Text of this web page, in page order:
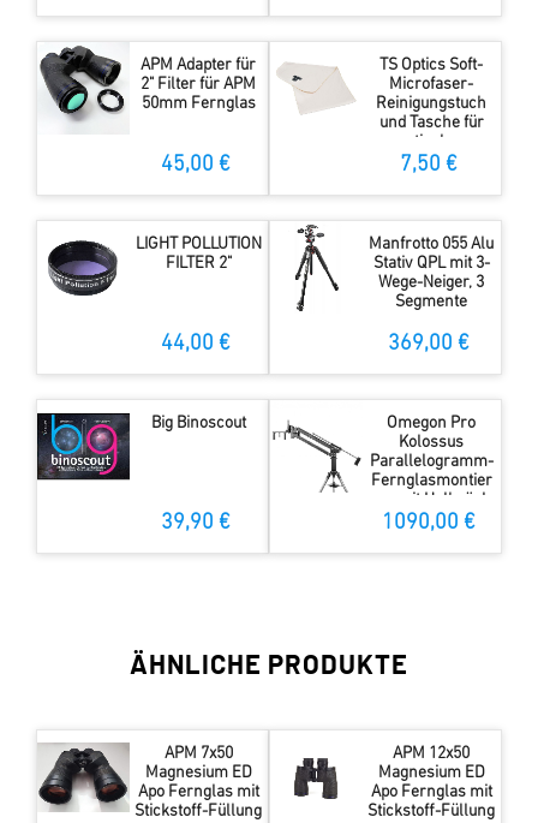
APM Adapter für
2" Filter für APM
50mm Fernglas
45,00 €
TS Optics Soft-
Microfaser-
Reinigungstuch
und Tasche für
optisches
Zubehör
7,50 €
LIGHT POLLUTION
FILTER 2"
44,00 €
Manfrotto 055 Alu
Stativ QPL mit 3-
Wege-Neiger, 3
Segmente
369,00 €
Big Binoscout
39,90 €
Omegon Pro
Kolossus
Parallelogramm-
Fernglasmontier
ung mit Halbsäule
und Stativ
1090,00 €
ÄHNLICHE PRODUKTE
APM 7x50
Magnesium ED
Apo Fernglas mit
Stickstoff-Füllung
APM 12x50
Magnesium ED
Apo Fernglas mit
Stickstoff-Füllung